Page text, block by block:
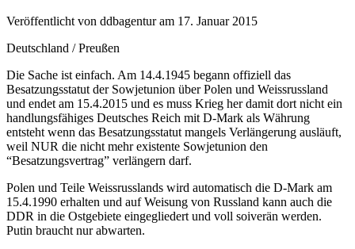
Veröffentlicht von ddbagentur am 17. Januar 2015
Deutschland / Preußen
Die Sache ist einfach. Am 14.4.1945 begann offiziell das
Besatzungsstatut der Sowjetunion über Polen und Weissrussland
und endet am 15.4.2015 und es muss Krieg her damit dort nicht ein
handlungsfähiges Deutsches Reich mit D-Mark als Währung
entsteht wenn das Besatzungsstatut mangels Verlängerung ausläuft,
weil NUR die nicht mehr existente Sowjetunion den
“Besatzungsvertrag” verlängern darf.
Polen und Teile Weissrusslands wird automatisch die D-Mark am
15.4.1990 erhalten und auf Weisung von Russland kann auch die
DDR in die Ostgebiete eingegliedert und voll soiverän werden.
Putin braucht nur abwarten.